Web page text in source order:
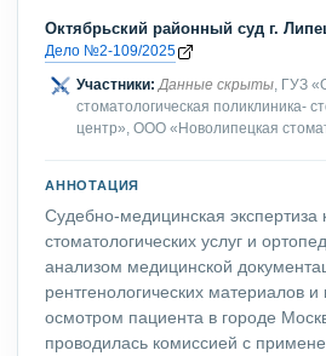
Октябрьский районный суд г.
Дело №2-109/2025
Участники: Данные скрыты, ГУЗ
стоматологическая поликлиника-
центр», ООО «Новолипецкая
АННОТАЦИЯ
Судебно-медицинская экспертиза
стоматологических услуг и
анализом медицинской
рентгенологических материалов и
осмотром пациента в городе
проводилась комиссией с